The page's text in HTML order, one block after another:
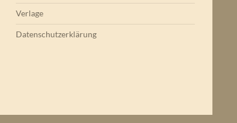
Verlage
Datenschutzerklärung